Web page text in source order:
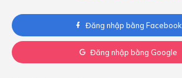
Đăng nhập bằng Facebook
Đăng nhập bằng Google